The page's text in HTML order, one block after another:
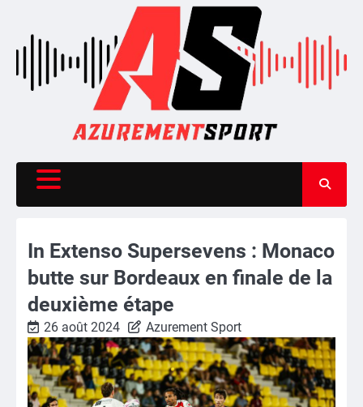
content
In Extenso Supersevens : Monaco
butte sur Bordeaux en finale de la
deuxième étape
26 août 2024 Azurement Sport